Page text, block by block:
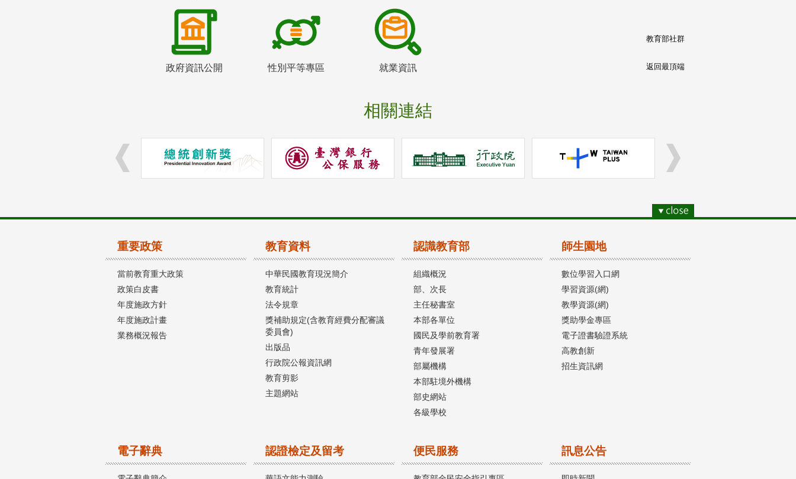
政府資訊公開 性別平等專區 就業資訊
相關連結
教育部社群
返回最頂端
重要政策
當前教育重大政策
政策白皮書
年度施政方針
年度施政計畫
業務概況報告
教育資料
中華民國教育現況簡介
教育統計
法令規章
獎補助規定(含教育經費分配審議
委員會)
出版品
行政院公報資訊網
教育剪影
主題網站
認識教育部
組織概況
部、次長
主任秘書室
本部各單位
國民及學前教育署
青年發展署
部屬機構
本部駐境外機構
部史網站
各級學校
師生園地
數位學習入口網
學習資源(網)
教學資源(網)
獎助學金專區
電子證書驗證系統
高教創新
招生資訊網
電子辭典 認證檢定及留考 便民服務 訊息公告